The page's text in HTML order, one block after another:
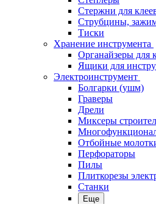
Стержни для
Струбцины,
Тиски
Хранение инструмента
Органайзеры для
Ящики для
Электроинструмент
Болгарки (ушм)
Граверы
Дрели
Миксеры
Отбойные
Перфораторы
Пилы
Плиткорезы
Станки
Еще